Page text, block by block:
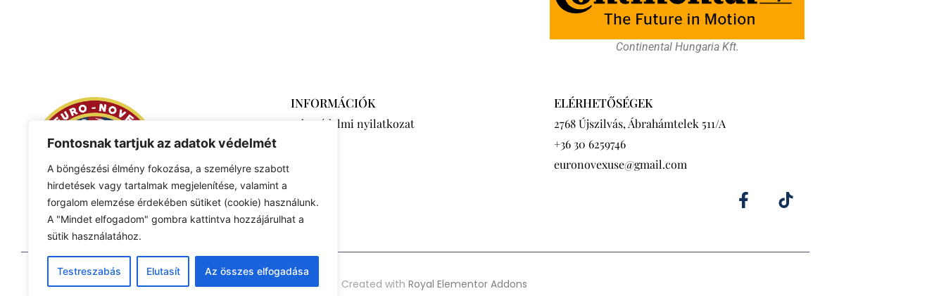
Fontosnak tartjuk az adatok védelmét
A böngészési élmény fokozása, a személyre szabott
hirdetések vagy tartalmak megjelenítése, valamint a
forgalom elemzése érdekében sütiket (cookie) használunk.
A "Mindet elfogadom" gombra kattintva hozzájárulhat a
sütik használatához.
Testreszabás Elutasít Az összes elfogadása
Continental Hungaria Kft.
INFORMÁCIÓK
Adatvédelmi nyilatkozat
ELÉRHETŐSÉGEK
2768 Újszilvás, Ábrahámtelek 511/A
+36 30 6259746
euronovexuse@gmail.com
© 2023 Created with Royal Elementor Addons